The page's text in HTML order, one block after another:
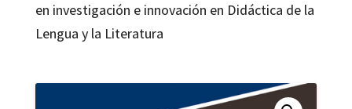
en investigación e innovación en Didáctica de la
Lengua y la Literatura